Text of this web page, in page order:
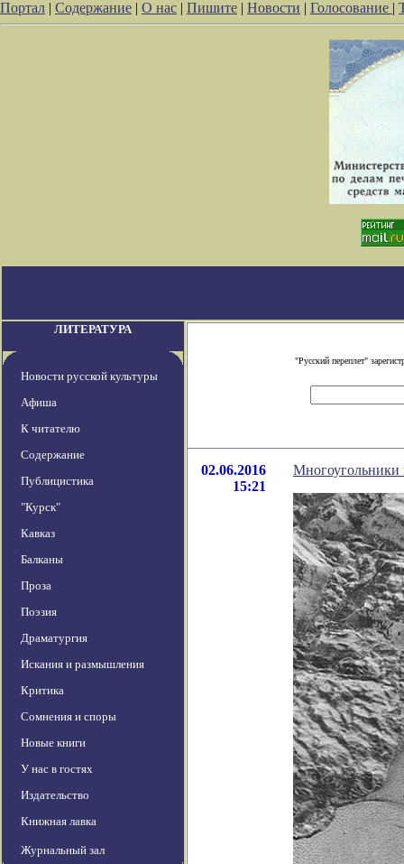
Портал | Содержание | О нас | Пишите | Новости | Голосование |
ЛИТЕРАТУРА
Новости русской культуры
Афиша
К читателю
Содержание
Публицистика
"Курск"
Кавказ
Балканы
Проза
Поэзия
Драматургия
Искания и размышления
Критика
Сомнения и споры
Новые книги
У нас в гостях
Издательство
Книжная лавка
Журнальный зал
"Русский переплет"
02.06.2016
15:21
Многоугольники